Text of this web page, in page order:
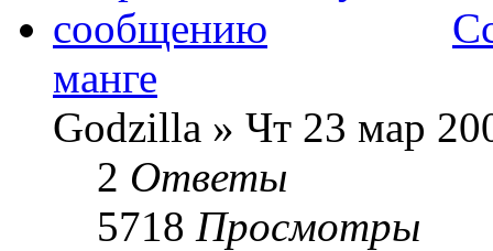
манге
Godzilla » Чт 23 мар
2 Ответы
5718 Просмотры